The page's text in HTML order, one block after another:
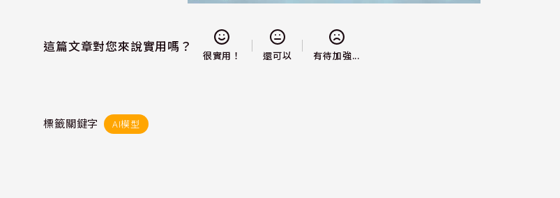
這篇文章對您來說實用嗎？
很實用！ 還可以 有待加強...
標籤關鍵字 AI模型